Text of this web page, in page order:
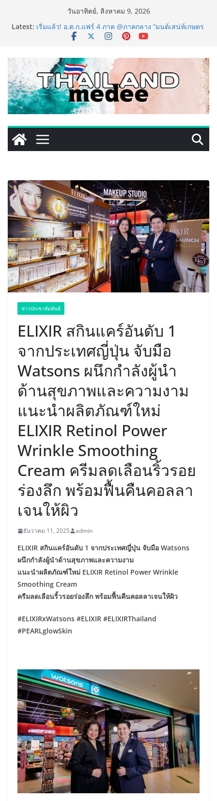
วันอาทิตย์, สิงหาคม 9, 2026
Latest: PIPPER STANDARD® เปิดตัวแชมพูอาบน้ำ และ โฟมอาบ
แห้งสัตว์เลี้ยง ชูนวัตกรรมพลังธรรมชาติ “Zero-Residue”
เริ่มแล้ว! อ.ต.ก.แฟร์ 4 ภาค @ภาคกลาง “มนต์เสน่ห์เกษตร
ไทย สู่ใจกลางมหานคร” ชวนชิม ช้อป สินค้าเกษตร
คุณภาพจากทั่วไทย วันนี้ – 8 สิงหาคมนี้ ณ ลานคนเมือง
ททท. ประกาศความสำเร็จ Village to the World Season
5 ผนึก 9 พันธมิตร ขับเคลื่อน ESG Tourism สืบสานพระ
ราชปณิธาน สร้างคุณค่าการท่องเที่ยวไทยอย่างยั่งยืน
เหิงลี่ แมนูแฟคเจอริ่ง เทคโนโลยี (ไทยแลนด์) เปิดโรงงาน
แห่งใหม่ในชลบุรี เดินหน้าขยายฐานการผลิตสู่เอเชียตะวัน
ออกเฉียงใต้ เสริมแกร่งยุทธศาสตร์ระดับโลก
LORDNINE จัดศึกคนดังสายเกม ไทย ปะทะ ฟิลิปปินส์ ใน
“Rise of the Tenth Lord” เปิดสงครามกิลด์ข้ามประเทศ
ข่าวประชาสัมพันธ์
ELIXIR สกินแคร์อันดับ 1
จากประเทศญี่ปุ่น จับมือ
Watsons ผนึกกำลังผู้นำ
ด้านสุขภาพและความงาม
แนะนำผลิตภัณฑ์ใหม่
ELIXIR Retinol Power
Wrinkle Smoothing
Cream ครีมลดเลือนริ้วรอย
ร่องลึก พร้อมฟื้นคืนคอลลา
เจนให้ผิว
ธันวาคม 11, 2025 admin
ELIXIR สกินแคร์อันดับ 1 จากประเทศญี่ปุ่น จับมือ Watsons
ผนึกกำลังผู้นำด้านสุขภาพและความงาม
แนะนำผลิตภัณฑ์ใหม่ ELIXIR Retinol Power Wrinkle
Smoothing Cream
ครีมลดเลือนริ้วรอยร่องลึก พร้อมฟื้นคืนคอลลาเจนให้ผิว
#ELIXIRxWatsons #ELIXIR #ELIXIRThailand
#PEARLglowSkin